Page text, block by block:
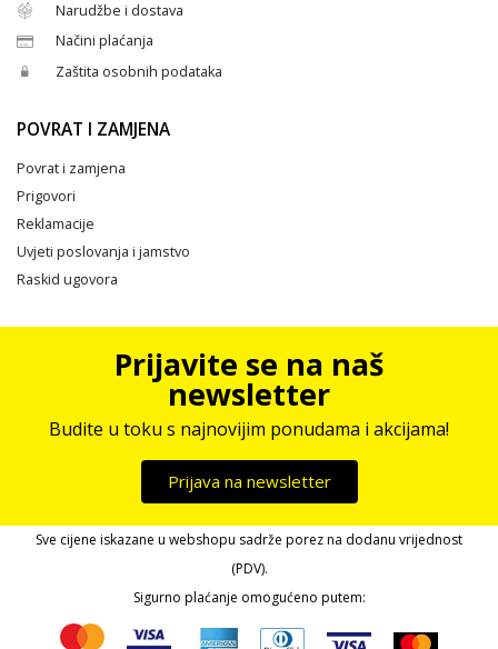
Narudžbe i dostava
Načini plaćanja
Zaštita osobnih podataka
POVRAT I ZAMJENA
Povrat i zamjena
Prigovori
Reklamacije
Uvjeti poslovanja i jamstvo
Raskid ugovora
Prijavite se na naš
newsletter
Budite u toku s najnovijim ponudama i akcijama!
Prijava na newsletter
Sve cijene iskazane u webshopu sadrže porez na dodanu vrijednost
(PDV).
Sigurno plaćanje omogućeno putem: